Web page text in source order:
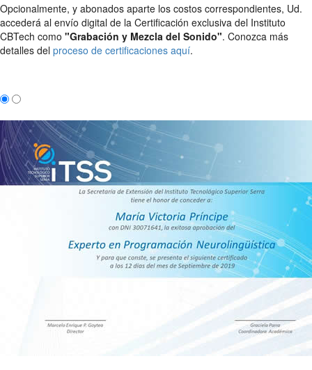
Opcionalmente, y abonados aparte los costos correspondientes, Ud.
accederá al envío digital de la Certificación exclusiva del Instituto
CBTech como "Grabación y Mezcla del Sonido". Conozca más
detalles del proceso de certificaciones aquí.